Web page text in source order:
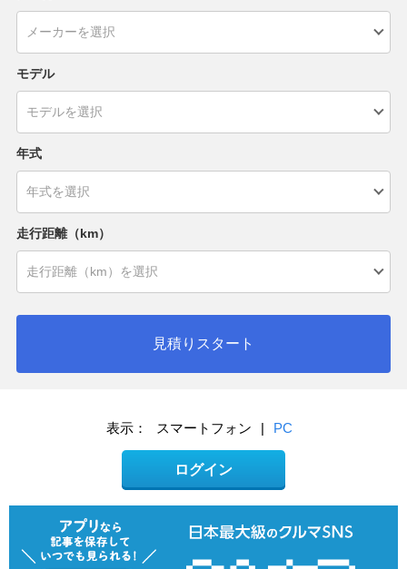
モデル
年式
走行距離（km）
見積りスタート
表示： スマートフォン | PC
ログイン